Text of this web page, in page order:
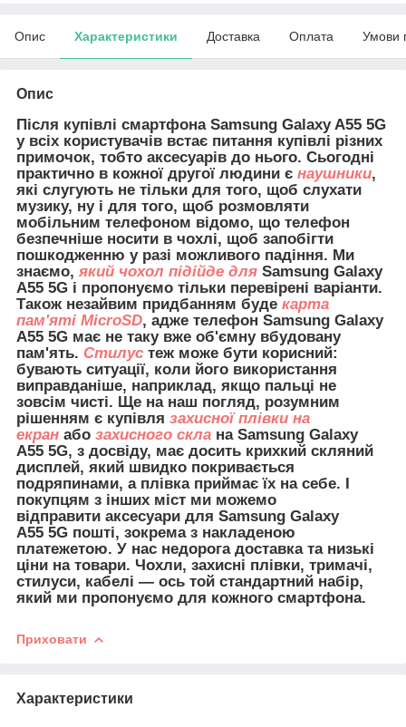
Опис Характеристики Доставка Оплата Умови
Опис
Після купівлі смартфона Samsung Galaxy A55 5G
у всіх користувачів встає питання купівлі різних
примочок, тобто аксесуарів до нього. Сьогодні
практично в кожної другої людини є наушники,
які слугують не тільки для того, щоб слухати
музику, ну і для того, щоб розмовляти
мобільним телефоном відомо, що телефон
безпечніше носити в чохлі, щоб запобігти
пошкодженню у разі можливого падіння. Ми
знаємо, який чохол підійде для Samsung Galaxy
A55 5G і пропонуємо тільки перевірені варіанти.
Також незайвим придбанням буде карта
пам'яті MicroSD, адже телефон Samsung Galaxy
A55 5G має не таку вже об'ємну вбудовану
пам'ять. Стилус теж може бути корисний:
бувають ситуації, коли його використання
виправданіше, наприклад, якщо пальці не
зовсім чисті. Ще на наш погляд, розумним
рішенням є купівля захисної плівки на
екран або захисного скла на Samsung Galaxy
A55 5G, з досвіду, має досить крихкий скляний
дисплей, який швидко покривається
подряпинами, а плівка приймає їх на себе. І
покупцям з інших міст ми можемо
відправити аксесуари для Samsung Galaxy
A55 5G пошті, зокрема з накладеною
платежетою. У нас недорога доставка та низькі
ціни на товари. Чохли, захисні плівки, тримачі,
стилуси, кабелі — ось той стандартний набір,
який ми пропонуємо для кожного смартфона.
Приховати
Характеристики